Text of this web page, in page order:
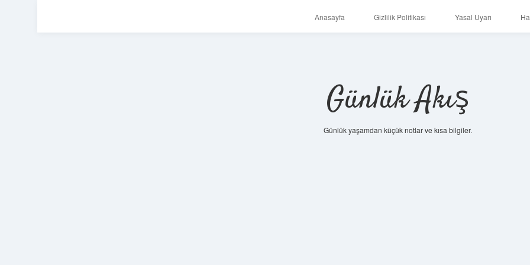
Anasayfa Gizlilik Politikası Yasal Uyarı
Günlük Akış
Günlük yaşamdan küçük notlar ve kısa bilgiler.